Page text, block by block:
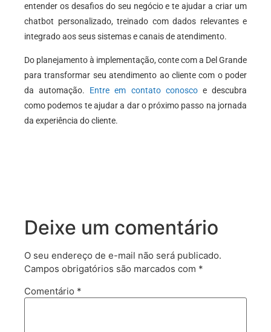
entender os desafios do seu negócio e te ajudar a criar um
chatbot personalizado, treinado com dados relevantes e
integrado aos seus sistemas e canais de atendimento.
Do planejamento à implementação, conte com a Del Grande
para transformar seu atendimento ao cliente com o poder
da automação. Entre em contato conoscoe descubra
como podemos te ajudar a dar o próximo passo na jornada
da experiência do cliente.
Deixe um comentário
O seu endereço de e-mail não será publicado.
Campos obrigatórios são marcados com *
Comentário *